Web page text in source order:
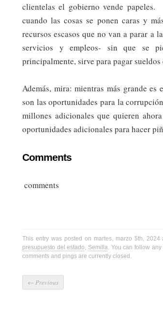
clientelas el gobierno vende
cuando las cosas se ponen caras y
recursos escasos que no van a parar a
servicios y empleos- sin que se
principalmente, sirve para pagar
Además, mira: mientras más grande es
son las oportunidades para la
millones adicionales que quieren
oportunidades adicionales para hacer
Comments
comments
This entry was posted on martes, marzo 5th,
presupuesto del estado, Semilla. You can follow
comments and pings are currently closed.
← Previous